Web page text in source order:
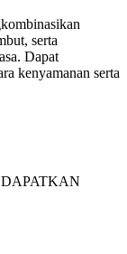
serta
Dapat
kenyamanan serta